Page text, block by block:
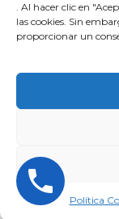
. Al hacer clic en
las cookies. Sin
proporcionar un
Política
© 2026
¿Necesita ayuda?